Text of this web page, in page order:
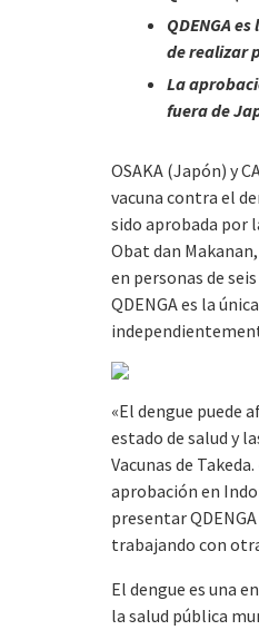
QDENGAes
de realizar
La
fuera de
OSAKA (Japón) y
vacuna contra el
sido aprobada por
Obat dan
en personas de
QDENGA es la
«El dengue puede
estado de salud y
Vacunas de
aprobación en
presentar
trabajando con
El dengue es una
la salud pública